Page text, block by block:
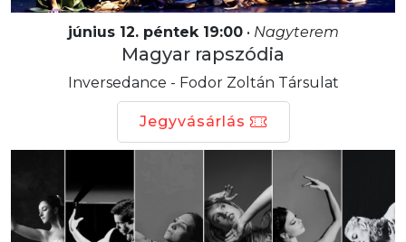
június 12. péntek 19:00• Nagyterem
Magyar rapszódia
Inversedance - Fodor Zoltán Társulat
Jegyvásárlás